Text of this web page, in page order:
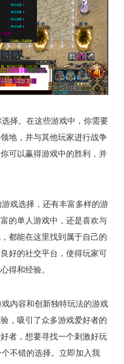
择。在这些游戏中，你需要
地，并与其他玩家进行战争
可以赢得游戏中的胜利，并
戏选择，还有丰富多样的游
的单人游戏中，还是喜欢与
都能在这里找到属于自己的
好的社交平台，使得玩家可
得和经验。
内容和创新独特玩法的游戏
，吸引了众多游戏爱好者的
者，想要寻找一个刺激好玩
不错的选择。立即加入我